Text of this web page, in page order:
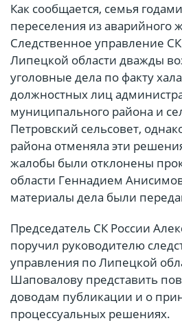
Как сообщается, семья
переселения из аварийного
Следственное управление
Липецкой области дважды
уголовные дела по факту
должностных лиц
муниципального района и
Петровский сельсовет,
района отменяла эти
жалобы были отклонены
области Геннадием
материалы дела были
Председатель СК России
поручил руководителю
управления по Липецкой
Шаповалову представить
доводам публикации и о
процессуальных решениях.